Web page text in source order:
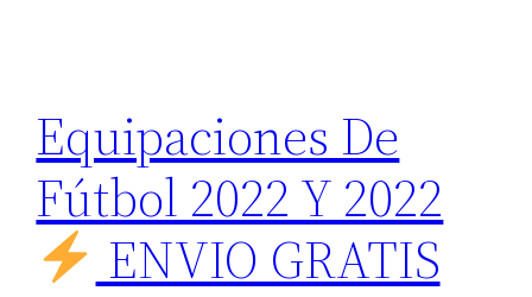
Equipaciones De
Fútbol 2022 Y 2022
ENVIO GRATIS